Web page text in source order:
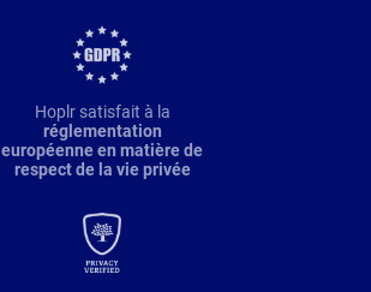
Hoplr satisfait à la
réglementation
européenne en matière de
respect de la vie privée